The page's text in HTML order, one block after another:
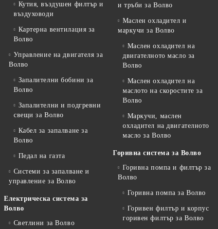
Кутия, въздушен филтър и
въздуховоди
Картерна вентилация за
Волво
Управление на двигателя за
Волво
Запалителни бобини за
Волво
Запалителни и подгревни
свещи за Волво
Кабел за запалване за
Волво
Педал на газта
Системи за запалване и
управление за Волво
Електрическа система за
Волво
Светлини за Волво
и тръби за Волво
Маслен охладител и
маркучи за Волво
Маслен охладител на
двигателното масло за
Волво
Маслен охладител на
маслото на скоростите за
Волво
Маркучи, маслен
охладител на двигателното
масло за Волво
Горивна система за Волво
Горивна помпа и филтър за
Волво
Горивна помпа за Волво
Горивен филтър и корпус
горивен филтър за Волво